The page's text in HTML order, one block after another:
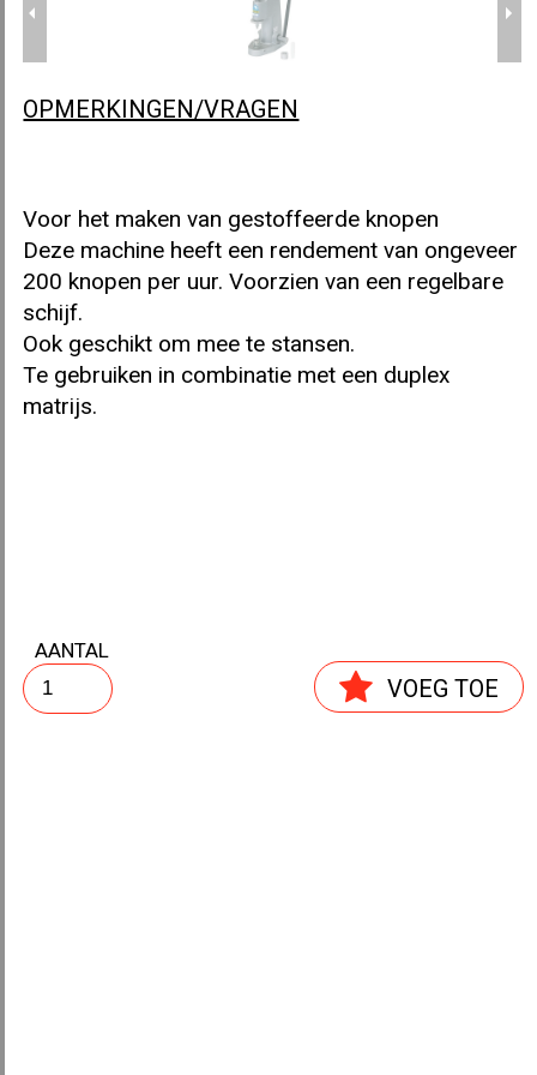
KNOPENMACHINE ASTOR A52
KNOPENMACHINE ASTOR A53
STANSMACHINE ASTOR A100
TRIPLEX MATRIJS ASTOR
OPMERKINGEN/VRAGEN
Voor het maken van gestoffeerde knopen
Deze machine heeft een rendement van ongeveer
200 knopen per uur. Voorzien van een regelbare
schijf.
Ook geschikt om mee te stansen.
Te gebruiken in combinatie met een duplex
matrijs.
AANTAL
VOEG TOE